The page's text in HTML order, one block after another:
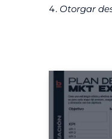
Otorgar